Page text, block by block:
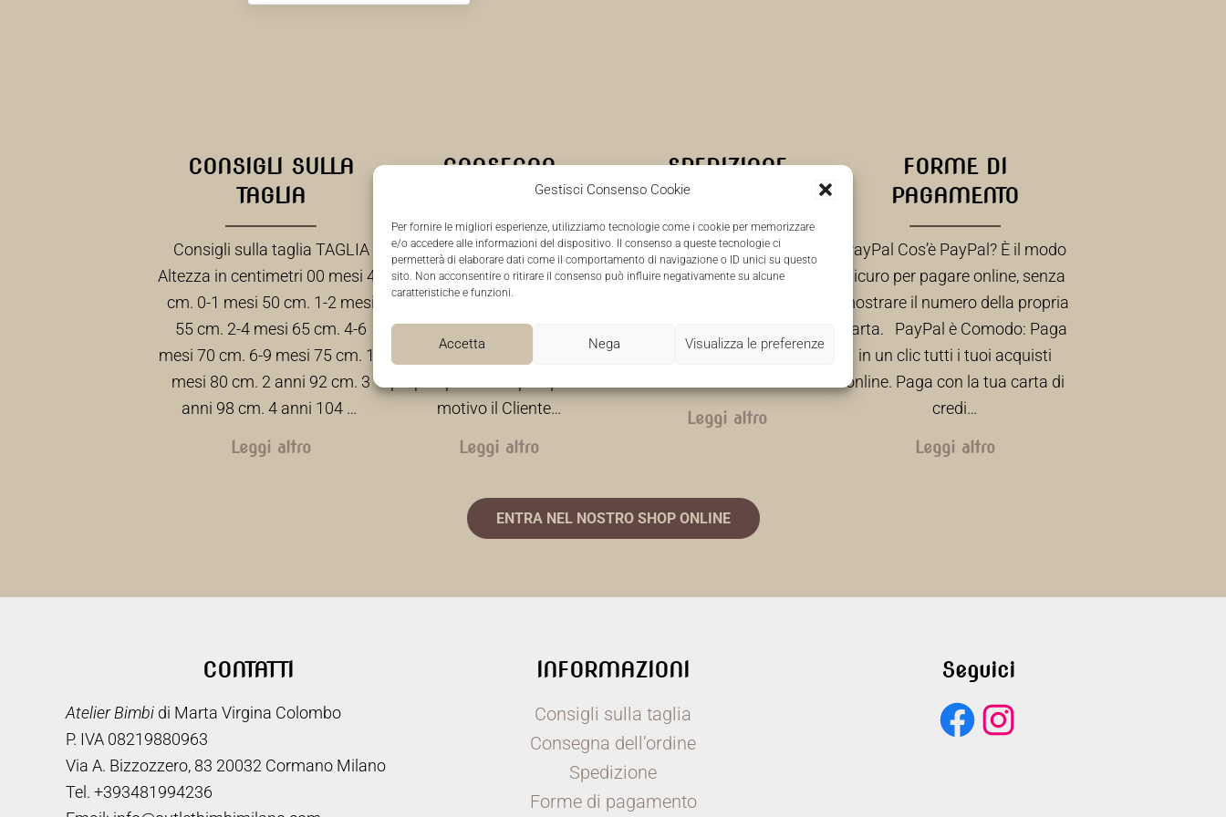
Gestisci Consenso Cookie
Per fornire le migliori esperienze, utilizziamo tecnologie come i cookie per memorizzare
e/o accedere alle informazioni del dispositivo. Il consenso a queste tecnologie ci
permetterà di elaborare dati come il comportamento di navigazione o ID unici su questo
sito. Non acconsentire o ritirare il consenso può influire negativamente su alcune
caratteristiche e funzioni.
Accetta Nega Visualizza le preferenze
CONSIGLI SULLA
TAGLIA
Consigli sulla taglia TAGLIA
Altezza in centimetri 00 mesi 46
cm. 0-1 mesi 50 cm. 1-2 mesi
55 cm. 2-4 mesi 65 cm. 4-6
mesi 70 cm. 6-9 mesi 75 cm. 12
mesi 80 cm. 2 anni 92 cm. 3
anni 98 cm. 4 anni 104 …
Leggi altro
CONSEGNA
DELL’ORDINE
Tutti i Clienti che effettuano un
ordine stabiliscono un rapporto
commerciale con Atelier Bimbi e
si impegnano pertanto ad
accettare la consegna del
motivo il Cliente…
Leggi altro
SPEDIZIONE
Le spedizioni in Italia e all’estero
sono effettuate tramite corriere
espresso. Come richiesto dalle
da fattura ufficiale che dichiara
Leggi altro
FORME DI
PAGAMENTO
PayPal Cos’è PayPal? È il modo
sicuro per pagare online, senza
mostrare il numero della propria
carta. PayPal è Comodo: Paga
in un clic tutti i tuoi acquisti
online. Paga con la tua carta di
credi…
Leggi altro
ENTRA NEL NOSTRO SHOP ONLINE
CONTATTI
Atelier Bimbi di Marta Virgina Colombo
P. IVA 08219880963
Via A. Bizzozzero, 83 20032 Cormano Milano
Tel. +393481994236
INFORMAZIONI
Consigli sulla taglia
Consegna dell’ordine
Spedizione
Forme di pagamento
Seguici
Facebook
Instagram